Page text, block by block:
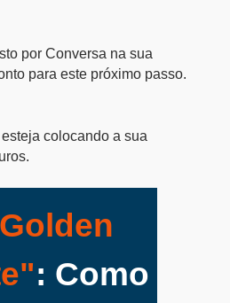
por Conversa na sua
para este próximo passo.
colocando a sua
: Como